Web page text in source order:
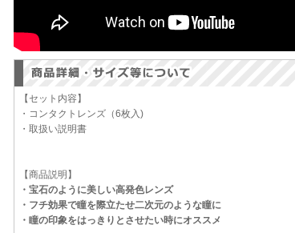
【セット内容】
・コンタクトレンズ（6枚入)
・取扱い説明書
【商品説明】
・宝石のように美しい高発色レンズ
・フチ効果で瞳を際立たせ二次元のような瞳に
・瞳の印象をはっきりとさせたい時にオススメ